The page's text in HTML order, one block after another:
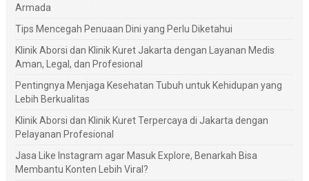
Armada
Tips Mencegah Penuaan Dini yang Perlu Diketahui
Klinik Aborsi dan Klinik Kuret Jakarta dengan Layanan Medis
Aman, Legal, dan Profesional
Pentingnya Menjaga Kesehatan Tubuh untuk Kehidupan yang
Lebih Berkualitas
Klinik Aborsi dan Klinik Kuret Terpercaya di Jakarta dengan
Pelayanan Profesional
Jasa Like Instagram agar Masuk Explore, Benarkah Bisa
Membantu Konten Lebih Viral?